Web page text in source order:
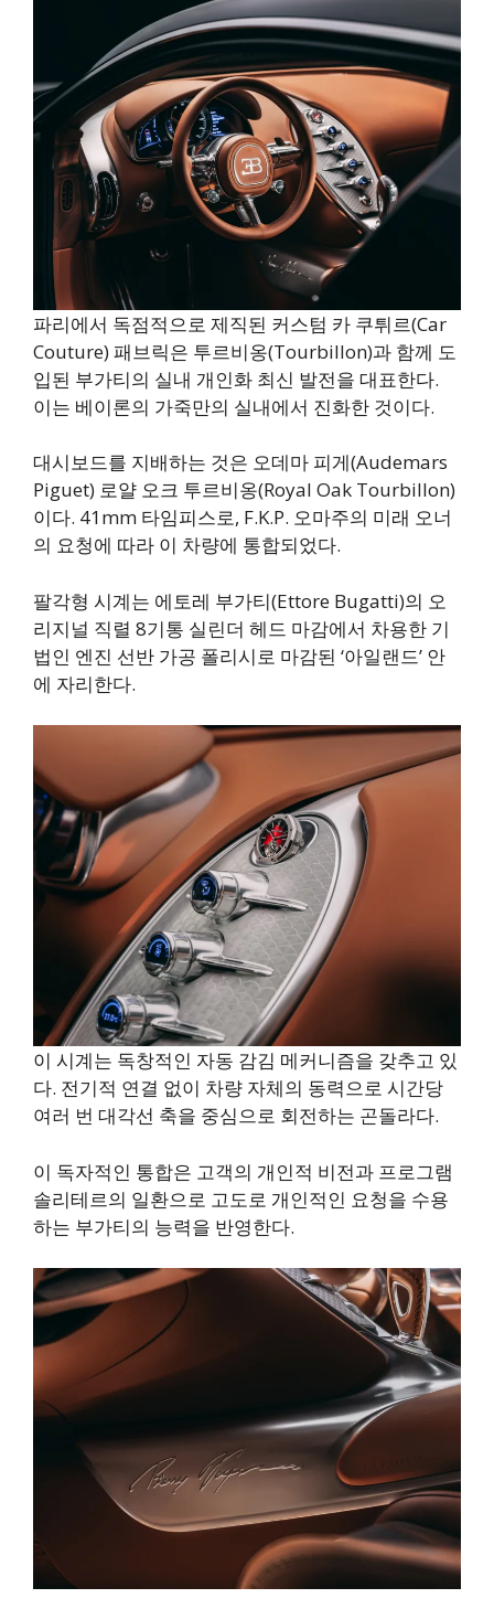
파리에서 독점적으로 제직된 커스텀 카 쿠튀르(Car
Couture) 패브릭은 투르비옹(Tourbillon)과 함께 도
입된 부가티의 실내 개인화 최신 발전을 대표한다.
이는 베이론의 가죽만의 실내에서 진화한 것이다.
대시보드를 지배하는 것은 오데마 피게(Audemars
Piguet) 로얄 오크 투르비옹(Royal Oak Tourbillon)
이다. 41mm 타임피스로, F.K.P. 오마주의 미래 오너
의 요청에 따라 이 차량에 통합되었다.
팔각형 시계는 에토레 부가티(Ettore Bugatti)의 오
리지널 직렬 8기통 실린더 헤드 마감에서 차용한 기
법인 엔진 선반 가공 폴리시로 마감된 ‘아일랜드’ 안
에 자리한다.
이 시계는 독창적인 자동 감김 메커니즘을 갖추고 있
다. 전기적 연결 없이 차량 자체의 동력으로 시간당
여러 번 대각선 축을 중심으로 회전하는 곤돌라다.
이 독자적인 통합은 고객의 개인적 비전과 프로그램
솔리테르의 일환으로 고도로 개인적인 요청을 수용
하는 부가티의 능력을 반영한다.